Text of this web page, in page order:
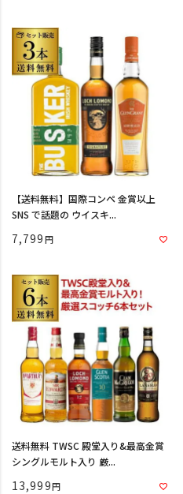
【送料無料】国際コンペ 金賞以上
SNS で話題の ウイスキ...
7,799
送料無料 TWSC 殿堂入り&最高金賞
シングルモルト入り 厳...
13,999